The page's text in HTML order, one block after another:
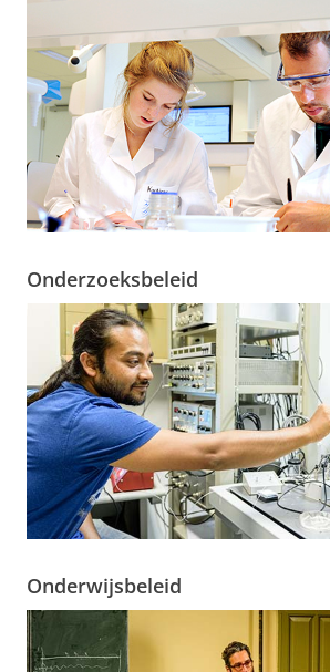
Onderzoeksbeleid
Onderwijsbeleid